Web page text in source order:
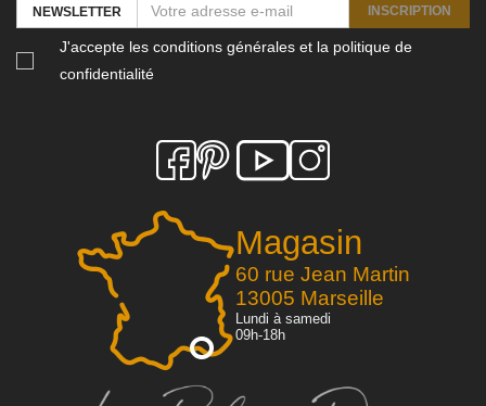
Magasin
60 rue Jean Martin
13005 Marseille
Lundi à samedi
09h-18h
NEWSLETTER INSCRIPTION
J'accepte les conditions générales et la politique de
confidentialité